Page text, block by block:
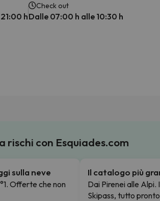
h
Check out
Dalle 07:00 h alle 10:30 h
rischi con Esquiades.com
sulla neve
Offerte che non
Il catalogo più
Dai Pirenei alle Alpi.
Skipass, tutto